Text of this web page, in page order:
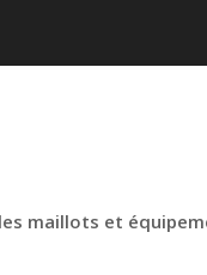
maillots et